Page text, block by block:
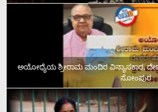
ಅಯೋಧ್ಯೆಯ ಶ್ರೀರಾಮ ಮಂದಿರ ವಿನ್ಯಾಸಕಾರ,
ಸೋಂಪುರ